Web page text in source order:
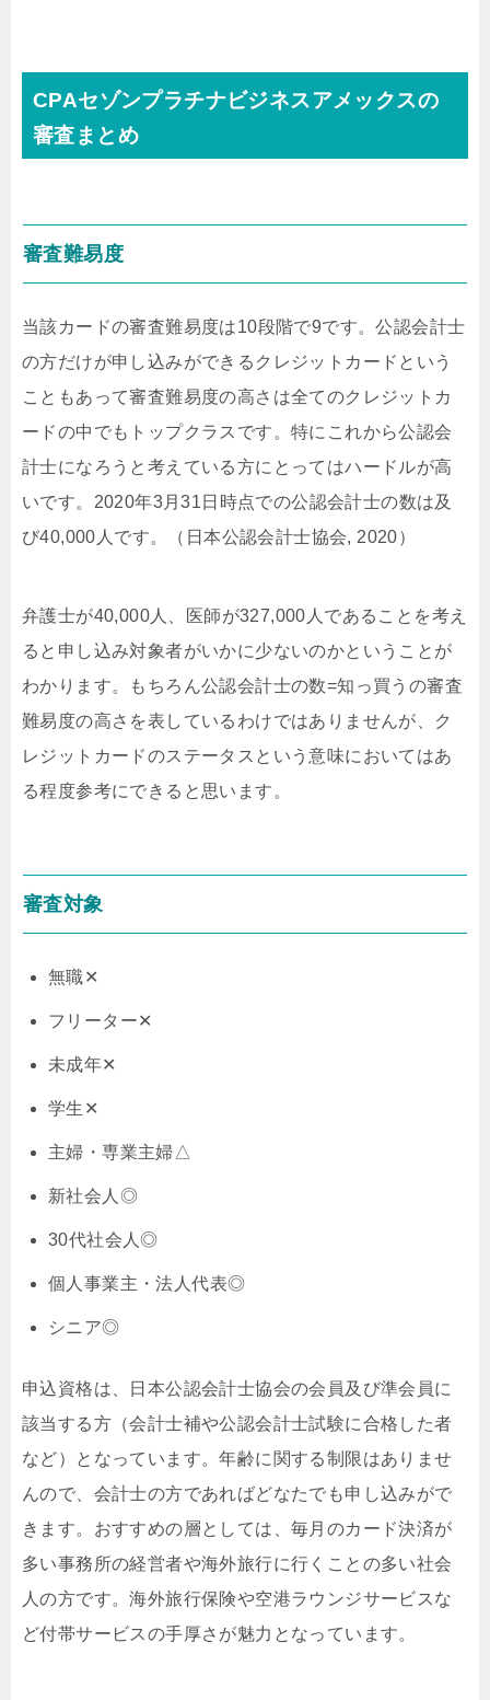
CPAセゾンプラチナビジネスアメックスの
審査まとめ
審査難易度
当該カードの審査難易度は10段階で9です。公認会計士
の方だけが申し込みができるクレジットカードという
こともあって審査難易度の高さは全てのクレジットカ
ードの中でもトップクラスです。特にこれから公認会
計士になろうと考えている方にとってはハードルが高
いです。2020年3月31日時点での公認会計士の数は及
び40,000人です。（日本公認会計士協会, 2020）
弁護士が40,000人、医師が327,000人であることを考え
ると申し込み対象者がいかに少ないのかということが
わかります。もちろん公認会計士の数=知っ買うの審査
難易度の高さを表しているわけではありませんが、ク
レジットカードのステータスという意味においてはあ
る程度参考にできると思います。
審査対象
無職✕
フリーター✕
未成年✕
学生✕
主婦・専業主婦△
新社会人◎
30代社会人◎
個人事業主・法人代表◎
シニア◎
申込資格は、日本公認会計士協会の会員及び準会員に
該当する方（会計士補や公認会計士試験に合格した者
など）となっています。年齢に関する制限はありませ
んので、会計士の方であればどなたでも申し込みがで
きます。おすすめの層としては、毎月のカード決済が
多い事務所の経営者や海外旅行に行くことの多い社会
人の方です。海外旅行保険や空港ラウンジサービスな
ど付帯サービスの手厚さが魅力となっています。